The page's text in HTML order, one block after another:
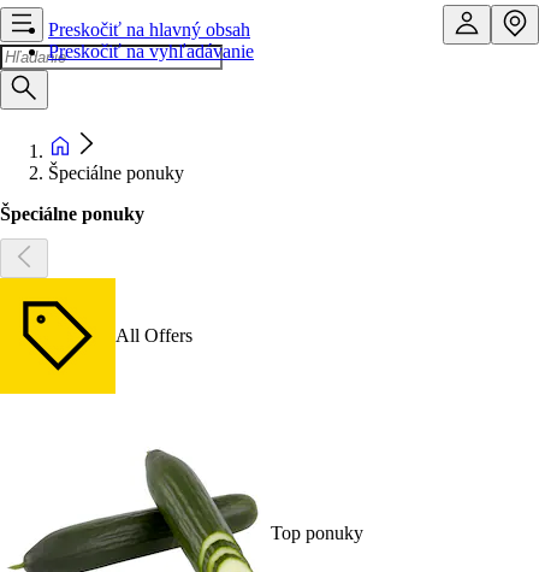
Preskočiť na hlavný obsah
Preskočiť na vyhľadávanie
Špeciálne ponuky
Špeciálne ponuky
All Offers
Top ponuky